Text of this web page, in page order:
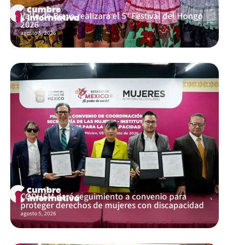
Valle de Bravo realizará el 5° Festival del Hongo
2026
agosto 5, 2026
CODHEM dará seguimiento a convenio para
proteger derechos de mujeres con discapacidad
agosto 5, 2026